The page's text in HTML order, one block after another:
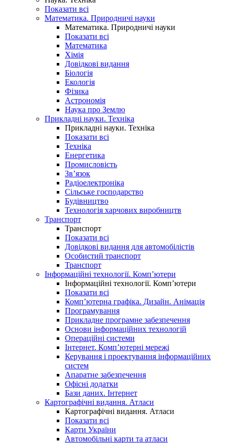
Показати всі
Математика. Природничі науки
Математика. Природничі науки
Показати всі
Математика
Хімія
Довідкові видання
Біологія
Екологія
Фізика
Астрономія
Наука про Землю
Прикладні науки. Техніка
Прикладні науки. Техніка
Показати всі
Техніка
Енергетика
Промисловість
Зв’язок
Радіоелектроніка
Сільське господарство
Будівництво
Технологія харчових виробництв
Транспорт
Транспорт
Показати всі
Довідкові видання для автомобілістів
Особистий транспорт
Транспорт
Інформаційні технології. Комп’ютери
Інформаційні технології. Комп’ютери
Показати всі
Комп’ютерна графіка. Дизайн. Анімація
Програмування
Прикладне програмне забезпечення
Основи інформаційних технологій
Операційні системи
Інтернет. Комп’ютерні мережі
Керування і проектування інформаційних
систем
Апаратне забезпечення
Офісні додатки
Бази даних. Інтернет
Картографічні видання. Атласи
Картографічні видання. Атласи
Показати всі
Карти України
Автомобільні карти та атласи